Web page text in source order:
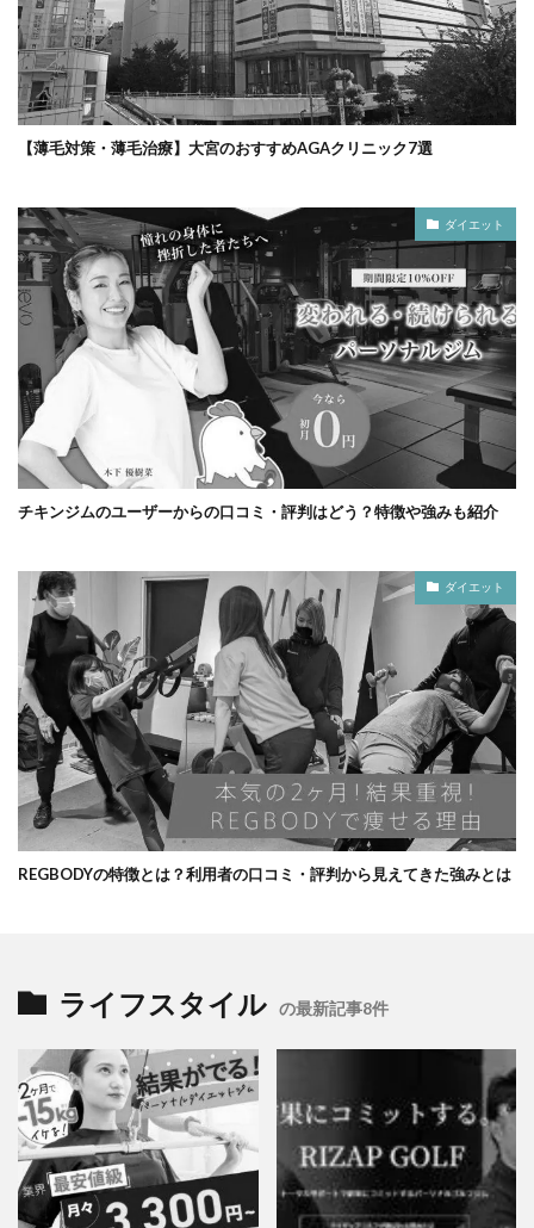
【薄毛対策・薄毛治療】大宮のおすすめAGAクリニック7選
ダイエット
チキンジムのユーザーからの口コミ・評判はどう？特徴や強みも紹介
ダイエット
REGBODYの特徴とは？利用者の口コミ・評判から見えてきた強みとは
ライフスタイル の最新記事8件